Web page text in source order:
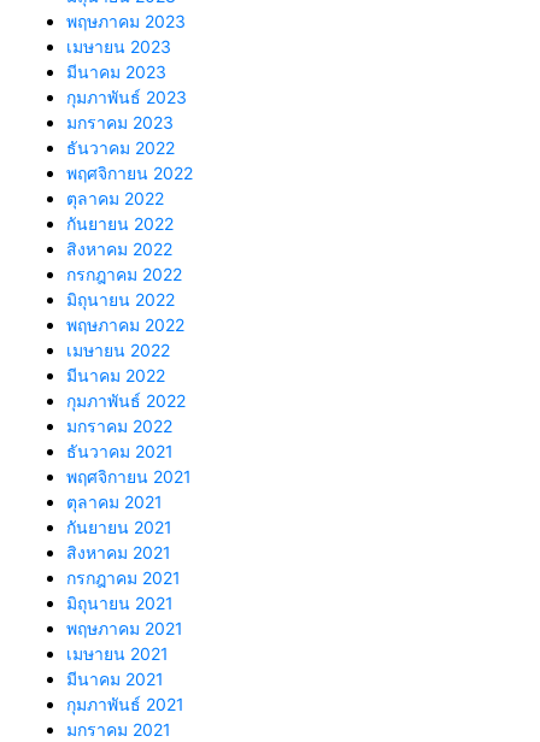
พฤษภาคม 2023
เมษายน 2023
มีนาคม 2023
กุมภาพันธ์ 2023
มกราคม 2023
ธันวาคม 2022
พฤศจิกายน 2022
ตุลาคม 2022
กันยายน 2022
สิงหาคม 2022
กรกฎาคม 2022
มิถุนายน 2022
พฤษภาคม 2022
เมษายน 2022
มีนาคม 2022
กุมภาพันธ์ 2022
มกราคม 2022
ธันวาคม 2021
พฤศจิกายน 2021
ตุลาคม 2021
กันยายน 2021
สิงหาคม 2021
กรกฎาคม 2021
มิถุนายน 2021
พฤษภาคม 2021
เมษายน 2021
มีนาคม 2021
กุมภาพันธ์ 2021
มกราคม 2021